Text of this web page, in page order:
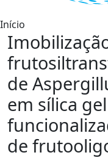
Início
de
em sílica
de